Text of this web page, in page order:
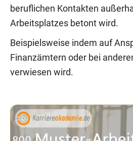
beruflichen Kontakten
Arbeitsplatzes betont wird.
Beispielsweise indem auf
Finanzämtern oder bei
verwiesen wird.